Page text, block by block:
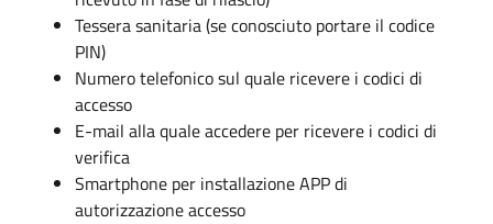
Tessera sanitaria (se conosciuto portare il codice
PIN)
Numero telefonico sul quale ricevere i codici di
accesso
E-mail alla quale accedere per ricevere i codici di
verifica
Smartphone per installazione APP di
autorizzazione accesso